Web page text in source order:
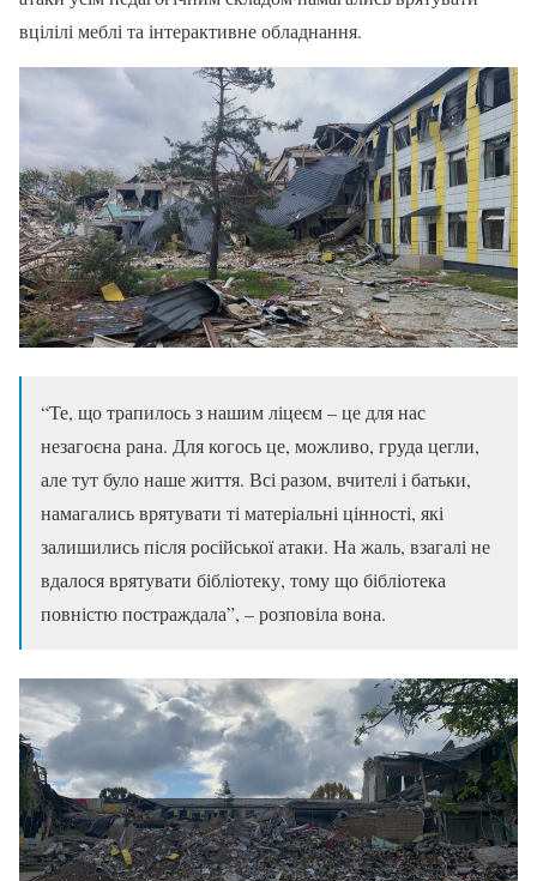
вцілілі меблі та інтерактивне обладнання.
“Те, що трапилось з нашим ліцеєм – це для нас
незагоєна рана. Для когось це, можливо, груда цегли,
але тут було наше життя. Всі разом, вчителі і батьки,
намагались врятувати ті матеріальні цінності, які
залишились після російської атаки. На жаль, взагалі не
вдалося врятувати бібліотеку, тому що бібліотека
повністю постраждала”, – розповіла вона.